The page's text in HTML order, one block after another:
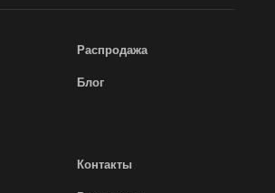
Распродажа
Блог
Контакты